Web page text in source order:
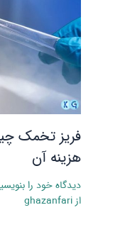
فریز تخمک
هزینه آن
دیدگاه‌ خود را
از ghazanfari